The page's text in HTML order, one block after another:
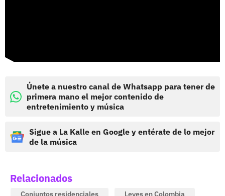
Únete a nuestro canal de Whatsapp para tener de
primera mano el mejor contenido de
entretenimiento y música
Sigue a La Kalle en Google y entérate de lo mejor
de la música
Relacionados
Conjuntos residenciales
Leyes en Colombia